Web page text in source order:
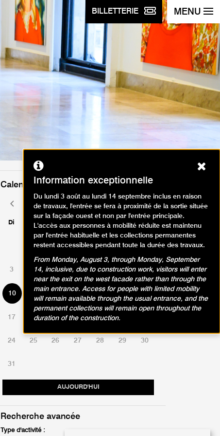
BILLETTERIE MENU
Calendrier des événements
mai 2026
Di Lu Ma Ve Sa
AUJOURD'HUI
1 2
3 4 5 6 7 8 9
10 12 13 14 15
17 18 19 20 21 22
24 25 26 27 28 29 30
31
Mois
précédent
Mois
suivant
Recherche avancée
Type d'activité :
Information exceptionnelle
Du lundi 3 août au lundi 14 septembre inclus en raison
de travaux, l'entrée se fera à proximité de la sortie située
sur la façade ouest et non par l'entrée principale.
L'accès aux personnes à mobilité réduite est maintenu
par l'entrée habituelle et les collections permanentes
restent accessibles pendant toute la durée des travaux.
From Monday, August 3, through Monday, September
14, inclusive, due to construction work, visitors will enter
near the exit on the west facade rather than through the
main entrance. Access for people with limited mobility
will remain available through the usual entrance, and the
permanent collections will remain open throughout the
duration of the construction.